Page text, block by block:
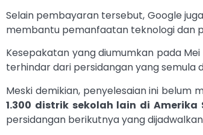
Selain pembayaran tersebut, Google
membantu pemanfaatan teknologi dan
Kesepakatan yang diumumkan pada
terhindar dari persidangan yang semula
Meski demikian, penyelesaian ini belum
1.300 distrik sekolah lain di Amerika
persidangan berikutnya yang